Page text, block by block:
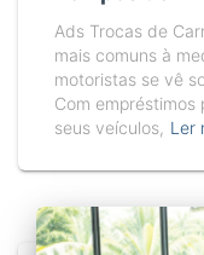
Ads Trocas de
mais comuns à
motoristas se vê
Com
seus veículos, Ler